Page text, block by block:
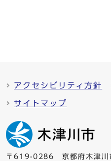
アクセシビリティ方針
サイトマップ
〒619-0286 京都府木津川